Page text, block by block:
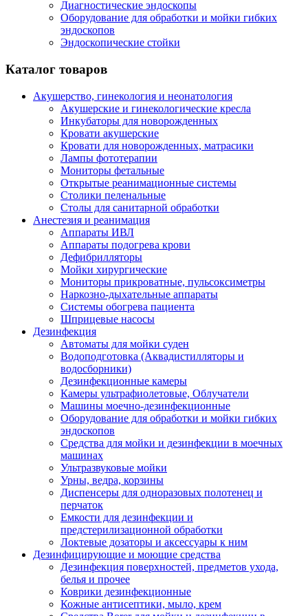
Диагностические эндоскопы
Оборудование для обработки и мойки гибких
эндоскопов
Эндоскопические стойки
Каталог товаров
Акушерство, гинекология и неонатология
Акушерские и гинекологические креслa
Инкубаторы для новорожденных
Кровати акушерские
Кровати для новорожденных, матрасики
Лампы фототерапии
Мониторы фетальные
Открытые реанимационные системы
Столики пеленальные
Столы для санитарной обработки
Анестезия и реанимация
Аппараты ИВЛ
Аппараты подогрева крови
Дефибрилляторы
Мойки хирургические
Мониторы прикроватные, пульсоксиметры
Наркозно-дыхательные аппараты
Системы обогрева пациента
Шприцевые насосы
Дезинфекция
Автоматы для мойки суден
Водоподготовка (Аквадистилляторы и
водосборники)
Дезинфекционные камеры
Камеры ультрафиолетовые, Облучатели
Машины моечно-дезинфекционные
Оборудование для обработки и мойки гибких
эндоскопов
Средства для мойки и дезинфекции в моечных
машинах
Ультразвуковые мойки
Урны, ведра, корзины
Диспенсеры для одноразовых полотенец и
перчаток
Емкости для дезинфекции и
предстерилизационной обработки
Локтевые дозаторы и аксессуары к ним
Дезинфицирующие и моющие средства
Дезинфекция поверхностей, предметов ухода,
белья и прочее
Коврики дезинфекционные
Кожные антисептики, мыло, крем